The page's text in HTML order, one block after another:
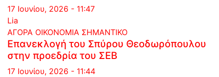
17 Ιουνίου, 2026 - 11:47
Lia
ΑΓΟΡΑ ΟΙΚΟΝΟΜΙΑ ΣΗΜΑΝΤΙΚΟ
Επανεκλογή του Σπύρου Θεοδωρόπουλου
στην προεδρία του ΣΕΒ
17 Ιουνίου, 2026 - 11:44